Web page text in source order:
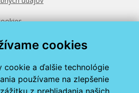
cookies
cookie a ďalšie technológie
používame na zlepšenie
z prehliadania našich
zadarmo